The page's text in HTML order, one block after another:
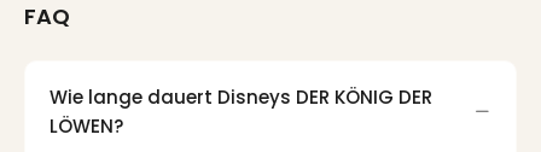
FAQ
Wie lange dauert Disneys DER KÖNIG DER
LÖWEN?